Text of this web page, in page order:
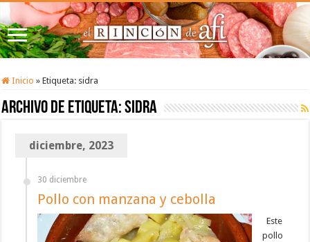
Inicio » Etiqueta: sidra
Archivo de etiqueta:sidra
diciembre, 2023
30 diciembre
Pollo con manzana y cebolla
Este
pollo